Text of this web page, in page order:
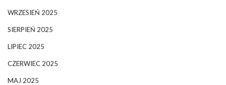
WRZESIEŃ 2025
SIERPIEŃ 2025
LIPIEC 2025
CZERWIEC 2025
MAJ 2025